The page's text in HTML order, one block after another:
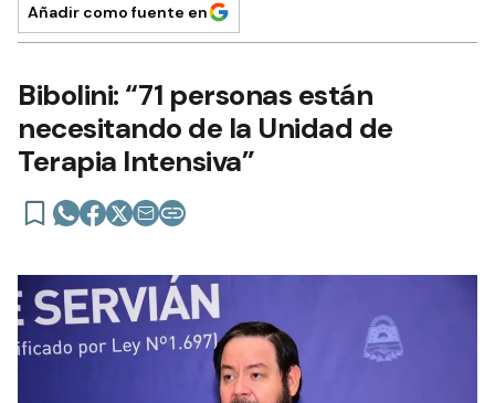
Añadir como fuente en
Bibolini: “71 personas están
necesitando de la Unidad de
Terapia Intensiva”